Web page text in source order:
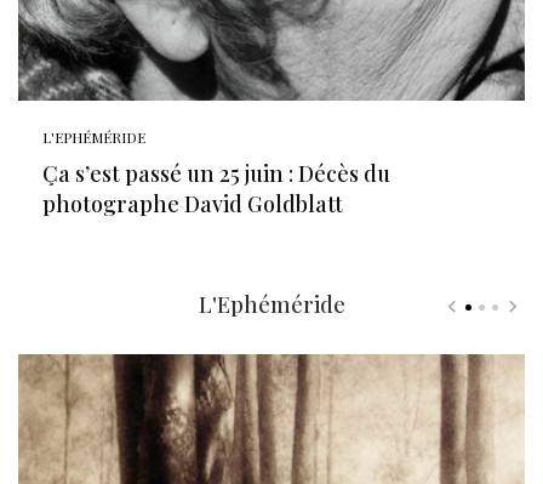
L'EPHÉMÉRIDE
Ça s’est passé un 25 juin : Décès du
photographe David Goldblatt
L'Ephéméride